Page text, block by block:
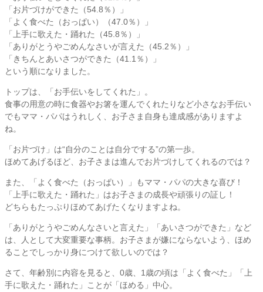
「お片づけができた（54.8％）」
「よく食べた（おっぱい）（47.0％）」
「上手に歌えた・踊れた（45.8％）」
「ありがとうやごめんなさいが言えた（45.2％）」
「きちんとあいさつができた（41.1％）」
という順になりました。
トップは、「お手伝いをしてくれた」。
食事の用意の時に食器やお箸を運んでくれたりなど小さなお手伝い
でもママ・パパはうれしく、お子さま自身も達成感がありますよ
ね。
「お片づけ」は“自分のことは自分でする”の第一歩。
ほめてあげるほど、お子さまは進んでお片づけしてくれるのでは？
また、「よく食べた（おっぱい）」もママ・パパの大きな喜び！
「上手に歌えた・踊れた」はお子さまの成長や頑張りの証し！
どちらもたっぷりほめてあげたくなりますよね。
「ありがとうやごめんなさいと言えた」「あいさつができた」など
は、人として大変重要な事柄。お子さまが嫌にならないよう、ほめ
ることでしっかり身につけて欲しいのでは？
さて、年齢別に内容を見ると、0歳、1歳の頃は「よく食べた」「上
手に歌えた・踊れた」ことが「ほめる」中心。